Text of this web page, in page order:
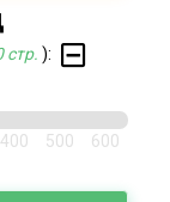
стр. ):
400 500 600